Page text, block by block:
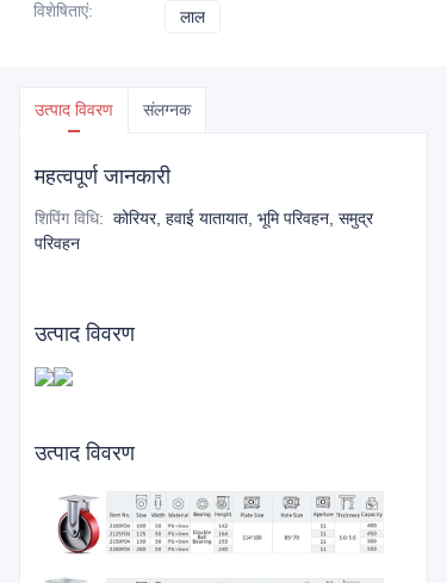
विशेषिताएं: लाल
उत्पाद विवरण संलग्नक
महत्वपूर्ण जानकारी
शिपिंग विधि: कोरियर, हवाई यातायात, भूमि परिवहन, समुद्र
परिवहन
उत्पाद विवरण
उत्पाद विवरण